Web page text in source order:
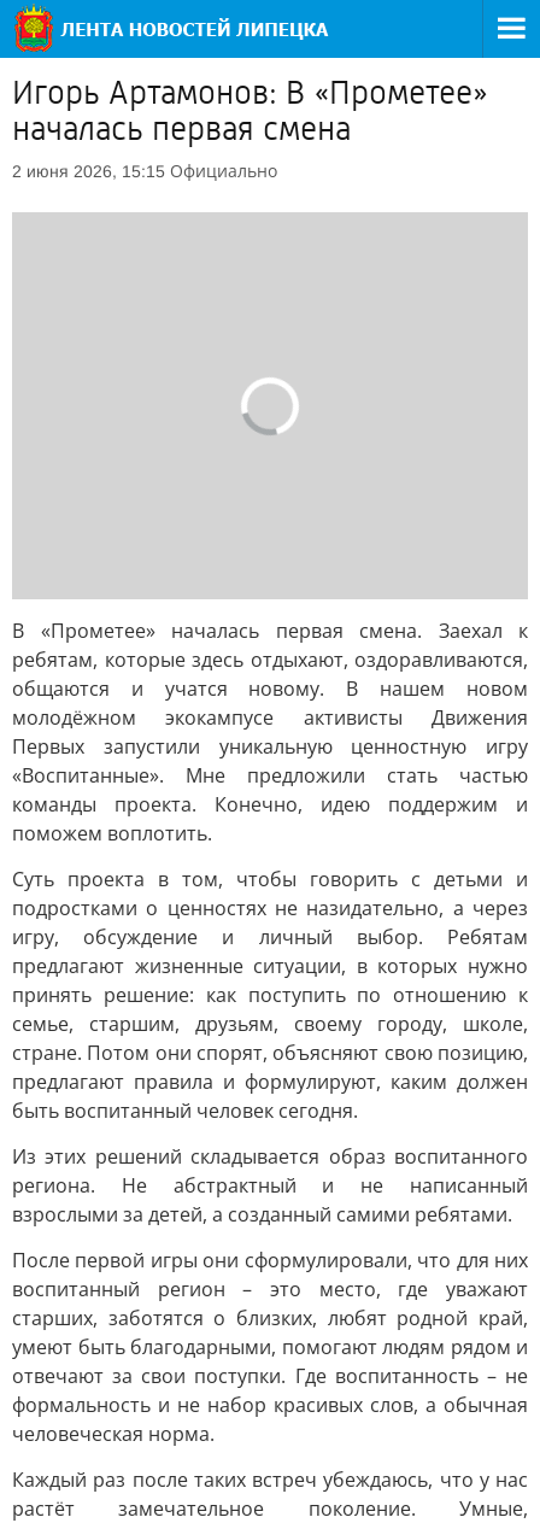
Игорь Артамонов: В «Прометее»
началась первая смена
2 июня 2026, 15:15 Официально
В «Прометее» началась первая смена. Заехал к
ребятам, которые здесь отдыхают, оздоравливаются,
общаются и учатся новому. В нашем новом
молодёжном экокампусе активисты Движения
Первых запустили уникальную ценностную игру
«Воспитанные». Мне предложили стать частью
команды проекта. Конечно, идею поддержим и
поможем воплотить.
Суть проекта в том, чтобы говорить с детьми и
подростками о ценностях не назидательно, а через
игру, обсуждение и личный выбор. Ребятам
предлагают жизненные ситуации, в которых нужно
принять решение: как поступить по отношению к
семье, старшим, друзьям, своему городу, школе,
стране. Потом они спорят, объясняют свою позицию,
предлагают правила и формулируют, каким должен
быть воспитанный человек сегодня.
Из этих решений складывается образ воспитанного
региона. Не абстрактный и не написанный
взрослыми за детей, а созданный самими ребятами.
После первой игры они сформулировали, что для них
воспитанный регион – это место, где уважают
старших, заботятся о близких, любят родной край,
умеют быть благодарными, помогают людям рядом и
отвечают за свои поступки. Где воспитанность – не
формальность и не набор красивых слов, а обычная
человеческая норма.
Каждый раз после таких встреч убеждаюсь, что у нас
растёт замечательное поколение. Умные,